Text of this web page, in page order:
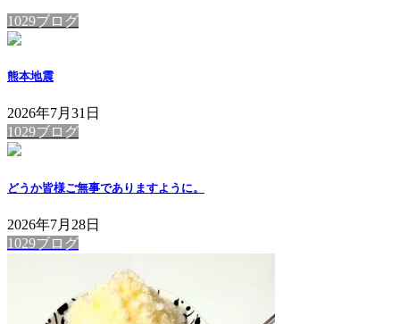
1029ブログ
熊本地震
2026年7月31日
1029ブログ
どうか皆様ご無事でありますように。
2026年7月28日
1029ブログ